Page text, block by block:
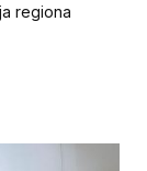
regiona